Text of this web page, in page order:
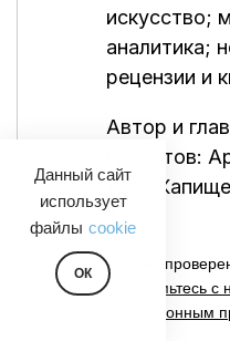
Данный сайт
использует
файлы cookie
ОК
искусство;
аналитика;
рецензии и
Автор и
проектов:
Web-Капище
TV
🪶 Факт
Ознакомьтесь с
редакционным